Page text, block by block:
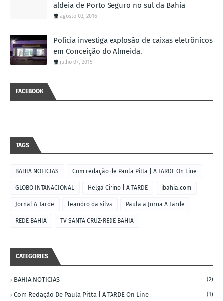
aldeia de Porto Seguro no sul da Bahia
agosto 03, 2016
Polícia investiga explosão de caixas eletrônicos
em Conceição do Almeida.
julho 07, 2015
FACEBOOK
TAGS
BAHIA NOTICIAS Com redação de Paula Pitta | A TARDE On Line
GLOBO INTANACIONAL Helga Cirino | A TARDE ibahia.com
Jornal A Tarde leandro da silva Paula a Jorna A Tarde
REDE BAHIA TV SANTA CRUZ-REDE BAHIA
CATEGORIES
BAHIA NOTICIAS (2)
Com Redação De Paula Pitta | A TARDE On Line (1)